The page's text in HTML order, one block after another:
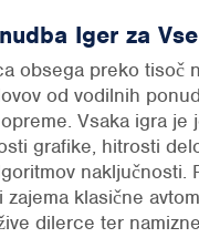
Iger za Vse
obsega preko tisoč
od vodilnih
Vsaka igra je
grafike, hitrosti
naključnosti.
zajema klasične
dilerce ter